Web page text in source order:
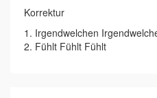
Korrektur
1. Irgendwelchen
2. Fühlt Fühlt Fühlt